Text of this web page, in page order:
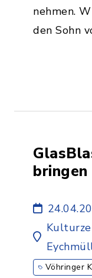
nehmen.
den Sohn
bringen
7.ABO
Vöhringer